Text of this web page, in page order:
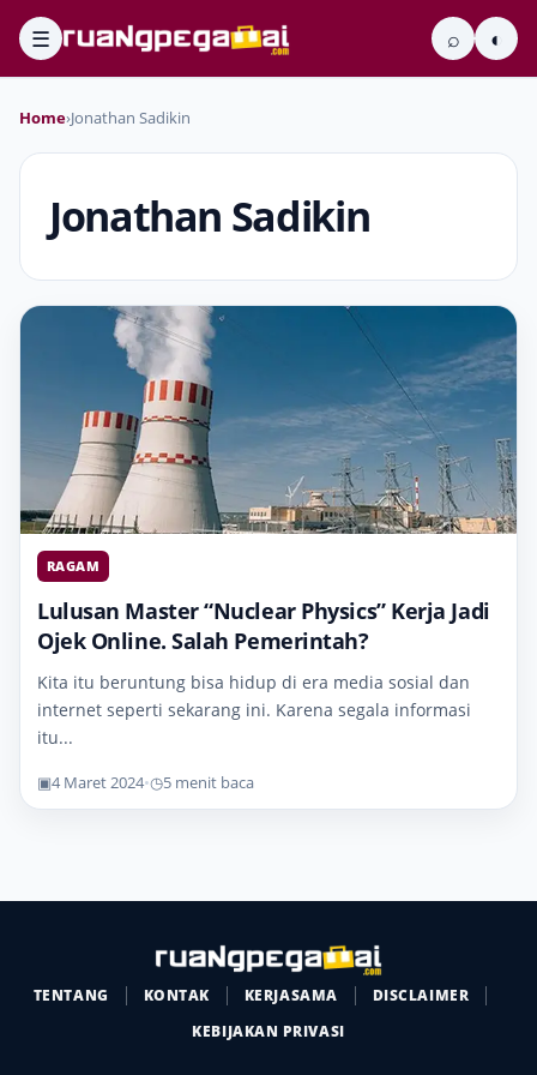
☰ ⌕ ◐
Home›Jonathan Sadikin
Jonathan Sadikin
RAGAM
Lulusan Master “Nuclear Physics” Kerja Jadi
Ojek Online. Salah Pemerintah?
Kita itu beruntung bisa hidup di era media sosial dan
internet seperti sekarang ini. Karena segala informasi
itu...
▣4 Maret 2024•◷5 menit baca
TENTANG KONTAK KERJASAMA
DISCLAIMER
KEBIJAKAN PRIVASI